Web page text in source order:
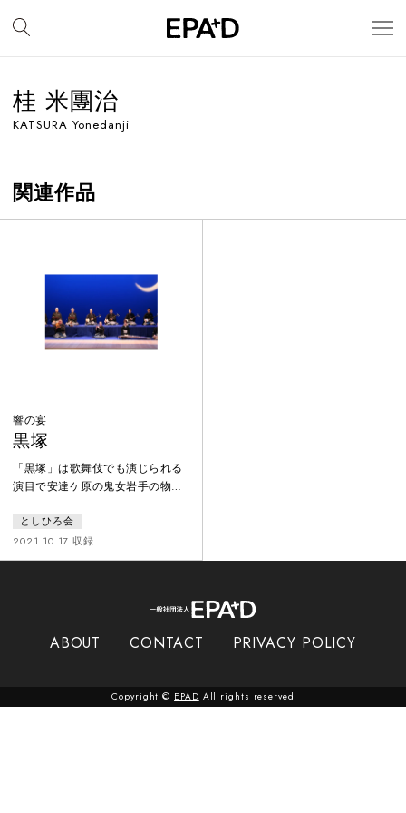
桂 米團治
KATSURA Yonedanji
関連作品
響の宴
黒塚
「黒塚」は歌舞伎でも演じられる
演目で安達ケ原の鬼女岩手の物語
して鬼女となったのかという物語
の前段は演じられていない。今回
この作品では初めての演出として
なく観客の物語への没入と理解を
なった。演奏は杵屋勝七郎、人間
のである。
としひろ会
2021.10.17 収録
ABOUT CONTACT PRIVACY POLICY
Copyright © EPAD All rights reserved